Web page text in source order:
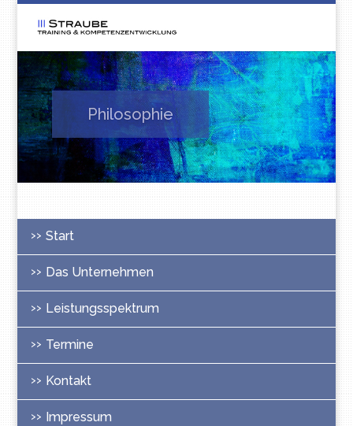
Philosophie
Start
Das Unternehmen
Leistungsspektrum
Termine
Kontakt
Impressum